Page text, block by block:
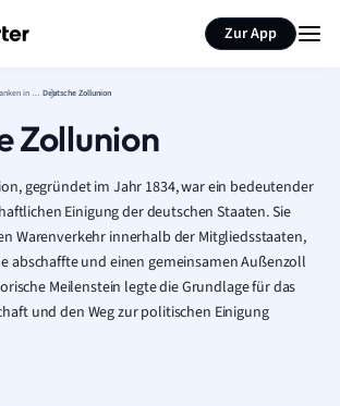
Zur App
Nationalstaatsgedanken in Deutschland Deutsche Zollunion
Zollunion
gegründet im Jahr 1834, war ein bedeutender
Einigung der deutschen Staaten. Sie
Warenverkehr innerhalb der Mitgliedsstaaten,
abschaffte und einen gemeinsamen Außenzoll
Meilenstein legte die Grundlage für das
und den Weg zur politischen Einigung
Seite zusammenfassen